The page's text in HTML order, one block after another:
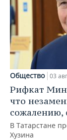
Общество 03
Рифкат
что
сожалению,
В Татарстане
Хузина